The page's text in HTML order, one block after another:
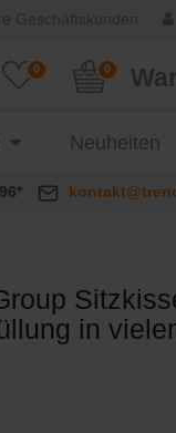
0 0
Neuheiten
in